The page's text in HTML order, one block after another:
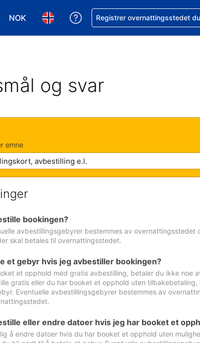
NOK
Velg valuta. Du har valgt Norsk krone som valuta
Velg språk. Du har valgt Norsk som språk
Få hjelp med bookingen din
Registrer overnattingsstedet
og svar
emne
bookingen?
avbestillingsgebyrer bestemmes av overnattingsstedet
skal betales til overnattingsstedet.
et gebyr hvis jeg avbestiller bookingen?
et opphold med gratis avbestilling, betaler du ikke noe
gratis eller du har booket et opphold uten
Eventuelle avbestillingsgebyrer bestemmes av
eller endre datoer hvis jeg har booket et
å endre datoer hvis du har booket et opphold uten